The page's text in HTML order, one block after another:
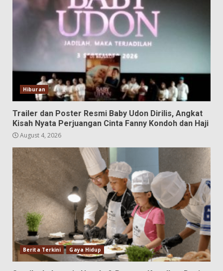
Hiburan
Trailer dan Poster Resmi Baby Udon Dirilis, Angkat
Kisah Nyata Perjuangan Cinta Fanny Kondoh dan Haji
August 4, 2026
Berita Terkini Gaya Hidup